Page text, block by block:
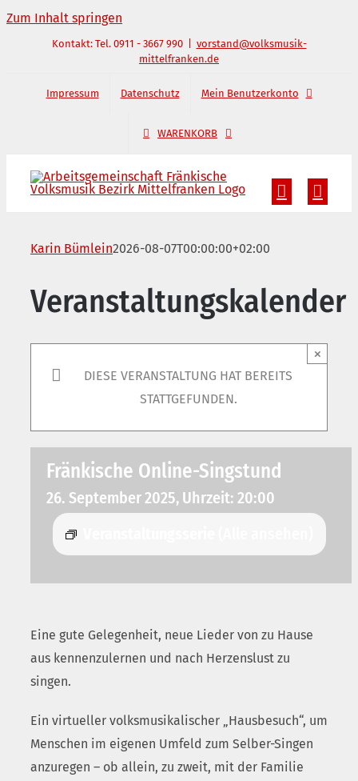
Zum Inhalt springen
Kontakt: Tel. 0911 - 3667 990
vorstand@volksmusik-
mittelfranken.de
Impressum Datenschutz Mein Benutzerkonto
WARENKORB
Karin Bümlein2026-08-07T00:00:00+02:00
Veranstaltungskalender
DIESE VERANSTALTUNG HAT BEREITS
STATTGEFUNDEN.
×
Fränkische Online-Singstund
26. September 2025, Uhrzeit: 20:00
Eine gute Gelegenheit, neue Lieder von zu Hause
aus kennenzulernen und nach Herzenslust zu
singen.
Ein virtueller volksmusikalischer „Hausbesuch“, um
Menschen im eigenen Umfeld zum Selber-Singen
anzuregen – ob allein, zu zweit, mit der Familie